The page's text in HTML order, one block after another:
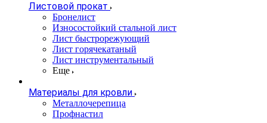
Листовой прокат
Бронелист
Износостойкий стальной лист
Лист быстрорежующий
Лист горячекатаный
Лист инструментальный
Еще
Материалы для кровли
Металлочерепица
Профнастил